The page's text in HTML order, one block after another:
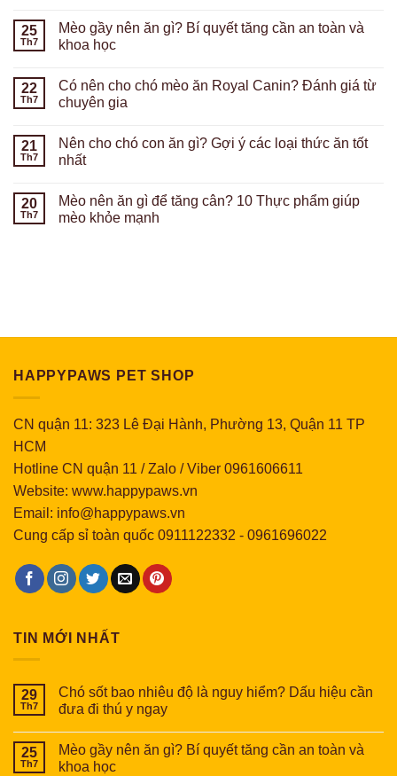
25
Th7
Mèo gầy nên ăn gì? Bí quyết tăng cần an toàn và
khoa học
22
Th7
Có nên cho chó mèo ăn Royal Canin? Đánh giá từ
chuyên gia
21
Th7
Nên cho chó con ăn gì? Gợi ý các loại thức ăn tốt
nhất
20
Th7
Mèo nên ăn gì để tăng cân? 10 Thực phẩm giúp
mèo khỏe mạnh
HAPPYPAWS PET SHOP
CN quận 11: 323 Lê Đại Hành, Phường 13, Quận 11 TP
HCM
Hotline CN quận 11 / Zalo / Viber 0961606611
Website: www.happypaws.vn
Email: info@happypaws.vn
Cung cấp sỉ toàn quốc 0911122332 - 0961696022
TIN MỚI NHẤT
29
Th7
Chó sốt bao nhiêu độ là nguy hiểm? Dấu hiệu cần
đưa đi thú y ngay
25
Th7
Mèo gầy nên ăn gì? Bí quyết tăng cần an toàn và
khoa học